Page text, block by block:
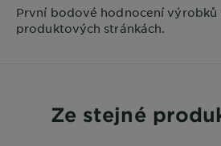
První bodové hodnocení výrobků
produktových stránkách.
Ze stejné